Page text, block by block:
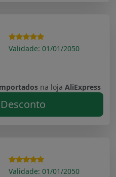
Validade: 01/01/2050
na loja AliExpress
Validade: 01/01/2050